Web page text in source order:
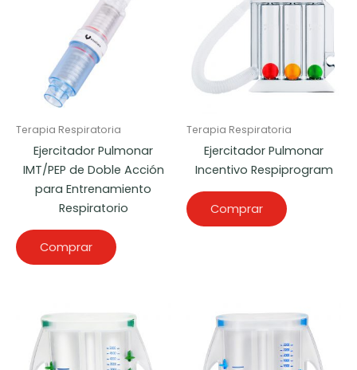
Terapia Respiratoria
Ejercitador Pulmonar
IMT/PEP de Doble Acción
para Entrenamiento
Respiratorio
Comprar
Terapia Respiratoria
Ejercitador Pulmonar
Incentivo Respiprogram
Comprar